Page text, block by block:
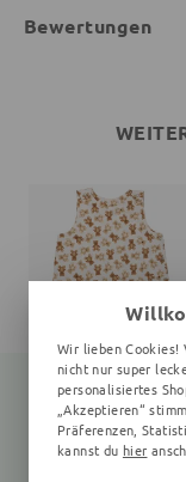
Bewertungen
Schlafsack Bär Teddy
Wir lieben Cookies!
nicht nur super
personalisiertes
„Akzeptieren“
Präferenzen,
kannst du hier